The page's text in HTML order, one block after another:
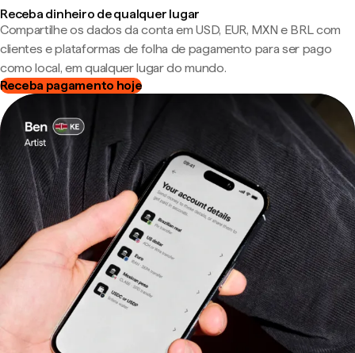
Receba dinheiro de qualquer lugar
Compartilhe os dados da conta em USD, EUR, MXN e BRL com
clientes e plataformas de folha de pagamento para ser pago
como local, em qualquer lugar do mundo.
Receba pagamento hoje